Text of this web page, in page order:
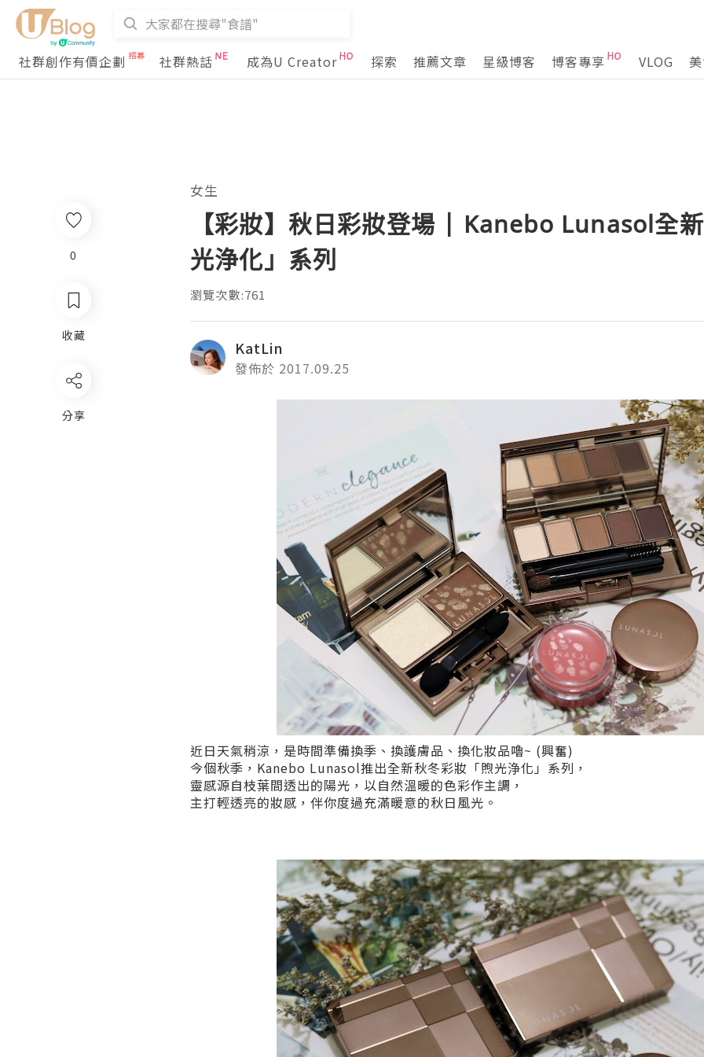
社群創作有價企劃 社群熱話 成為U Creator 探索 推薦文章 星級博客 博客專享 VLOG
0
收藏
分享
女生
【彩妝】秋日彩妝登場 | Kanebo Lunasol全
光浄化」系列
瀏覽次數:761
KatLin
發佈於 2017.09.25
近日天氣稍涼，是時間準備換季、換護膚品、換化妝品嚕~ (興奮)
今個秋季，Kanebo Lunasol推出全新秋冬彩妝「煦光浄化」系列，
靈感源自枝葉間透出的陽光，以自然溫暖的色彩作主調，
主打輕透亮的妝感，伴你度過充滿暖意的秋日風光。